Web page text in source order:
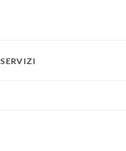
SERVIZI